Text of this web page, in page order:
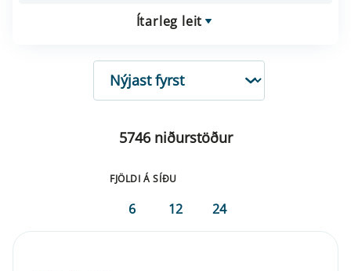
Ítarleg leit
RÖÐUN
5746 niðurstöður
FJÖLDI Á SÍÐU
6 12 24